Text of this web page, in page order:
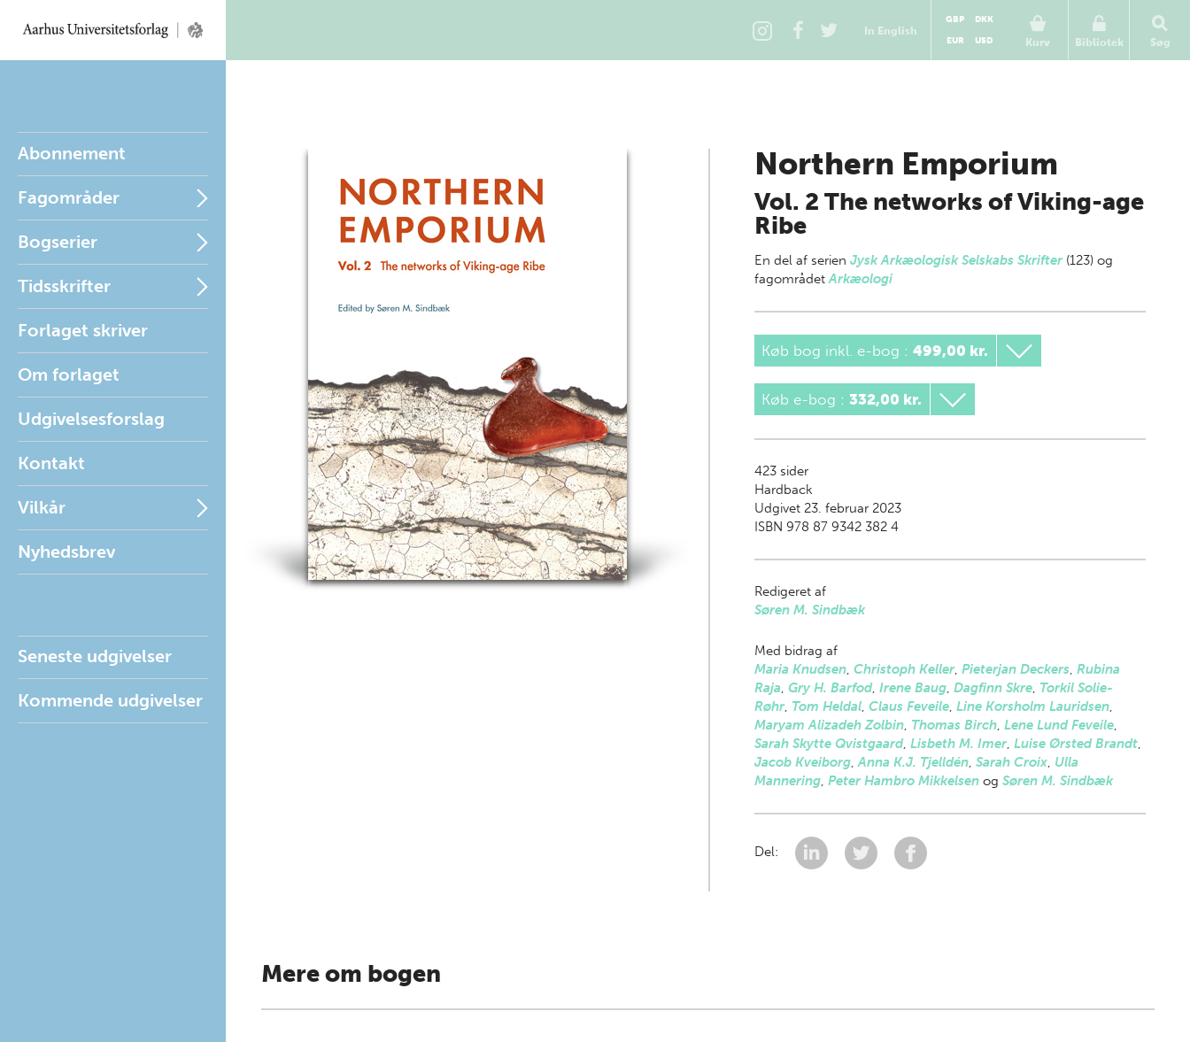
In English
Kurv
GBP
DKK
EUR
USD Bibliotek Søg
Abonnement
Fagområder
Bogserier
Tidsskrifter
Forlaget skriver
Om forlaget
Udgivelsesforslag
Kontakt
Vilkår
Nyhedsbrev
Seneste udgivelser
Kommende udgivelser
Northern Emporium
Vol. 2 The networks of Viking-age
Ribe
En del af serien Jysk Arkæologisk Selskabs Skrifter (123) og
fagområdetArkæologi
Køb bog inkl. e-bog : 499,00 kr.
Køb e-bog : 332,00 kr.
423sider
Hardback
Udgivet 23. februar 2023
ISBN 978 87 9342 382 4
Redigeret af
Søren M. Sindbæk
Med bidrag af
Maria Knudsen, Christoph Keller, Pieterjan Deckers, Rubina
Raja, Gry H. Barfod, Irene Baug, Dagfinn Skre, Torkil Solie-
Røhr, Tom Heldal, Claus Feveile, Line Korsholm Lauridsen,
Maryam Alizadeh Zolbin, Thomas Birch, Lene Lund Feveile,
Sarah Skytte Qvistgaard, Lisbeth M. Imer, Luise Ørsted Brandt,
Jacob Kveiborg,Anna K.J. Tjelldén, Sarah Croix, Ulla
Mannering, Peter Hambro Mikkelsenog Søren M. Sindbæk
Del:
Mere om bogen